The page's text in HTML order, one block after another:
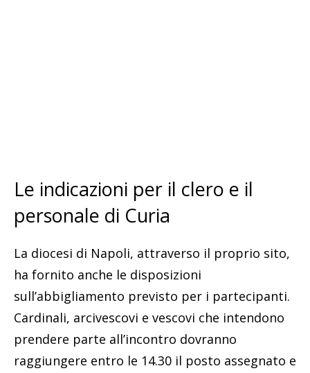
Le indicazioni per il clero e il
personale di Curia
La diocesi di Napoli, attraverso il proprio sito,
ha fornito anche le disposizioni
sull’abbigliamento previsto per i partecipanti.
Cardinali, arcivescovi e vescovi che intendono
prendere parte all’incontro dovranno
raggiungere entro le 14.30 il posto assegnato e